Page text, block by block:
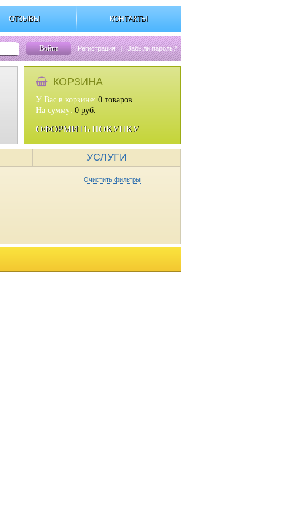
ОТЗЫВЫ КОНТАКТЫ
Войти Регистрация | Забыли пароль?
КОРЗИНА
У Вас в корзине: 0 товаров
На сумму: 0 руб.
ОФОРМИТЬ ПОКУПКУ
УСЛУГИ
Очистить фильтры